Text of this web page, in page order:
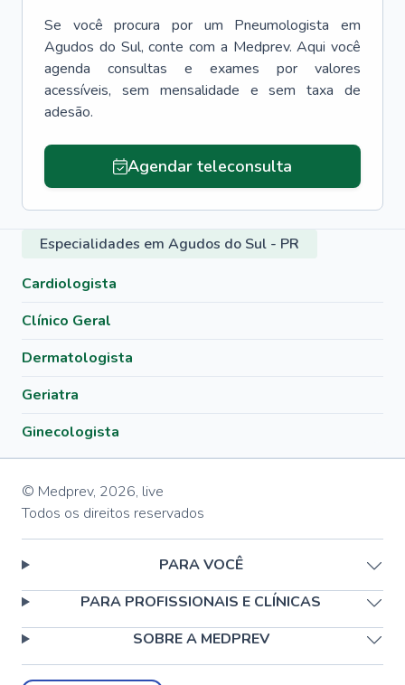
Se você procura por um Pneumologista
em
Agudos do Sul, conte com a Medprev. Aqui você
agenda consultas e exames por valores
acessíveis, sem mensalidade e sem taxa de
adesão.
Agendar teleconsulta
Especialidades em Agudos do Sul - PR
Cardiologista
Clínico Geral
Dermatologista
Geriatra
Ginecologista
© Medprev, 2026, live
Todos os direitos reservados
PARA VOCÊ
PARA PROFISSIONAIS E CLÍNICAS
SOBRE A MEDPREV